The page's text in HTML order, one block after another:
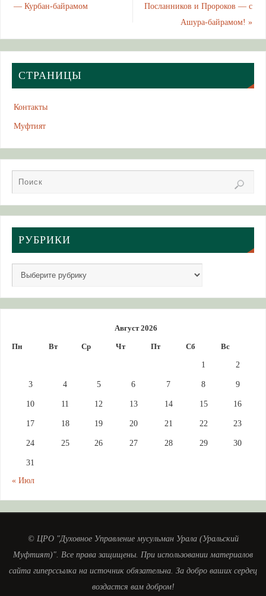
— Курбан-байрамом
Посланников и Пророков — с
Ашура-байрамом!»
СТРАНИЦЫ
Контакты
Муфтият
РУБРИКИ
Август 2026
Пн Вт Ср Чт Пт Сб Вс
« Июл
1 2
3 4 5 6 7 8 9
10 11 12 13 14 15 16
17 18 19 20 21 22 23
24 25 26 27 28 29 30
31
© ЦРО "Духовное Управление мусульман Урала (Уральский
Муфтият)". Все права защищены. При использовании материалов
сайта гиперссылка на источник обязательна. За добро ваших сердец
воздастся вам добром!